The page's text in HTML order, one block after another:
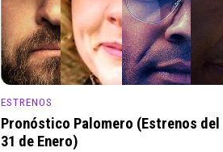
ESTRENOS
Pronóstico Palomero (Estrenos del
31 de Enero)